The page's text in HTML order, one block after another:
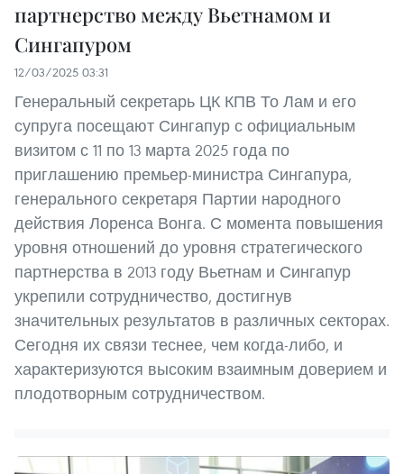
партнерство между Вьетнамом и
Сингапуром
12/03/2025 03:31
Генеральный секретарь ЦК КПВ То Лам и его
супруга посещают Сингапур с официальным
визитом с 11 по 13 марта 2025 года по
приглашению премьер-министра Сингапура,
генерального секретаря Партии народного
действия Лоренса Вонга. С момента повышения
уровня отношений до уровня стратегического
партнерства в 2013 году Вьетнам и Сингапур
укрепили сотрудничество, достигнув
значительных результатов в различных секторах.
Сегодня их связи теснее, чем когда-либо, и
характеризуются высоким взаимным доверием и
плодотворным сотрудничеством.